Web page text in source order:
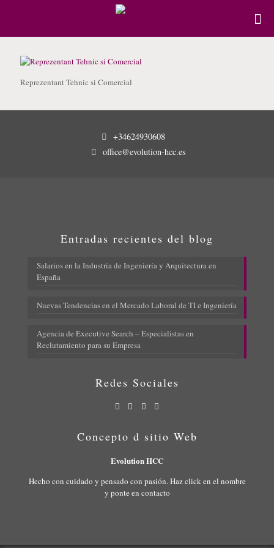
Reprezentant Tehnic si Comercial
+34624930608
office@evolution-hcc.es
Entradas recientes del blog
Salarios en la Industria de Ingeniería y Arquitectura en
España
Nuevas Tendencias en el Mercado Laboral de TI e Ingeniería
Agencia de Executive Search – Especialistas en
Reclutamiento para su Empresa
Redes Sociales
Concepto d sitio Web
Evolution HCC
Hecho con cuidado y pensado con pasión. Haz click en el nombre
y ponte en contacto